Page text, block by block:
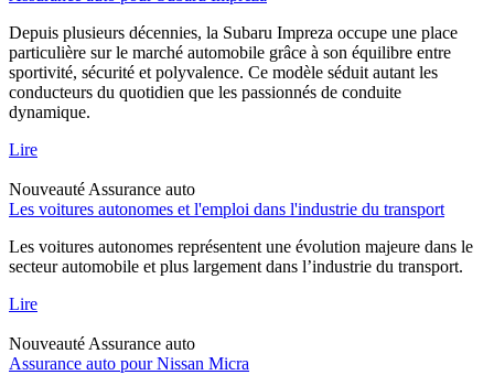
Depuis plusieurs décennies, la Subaru Impreza occupe une place
particulière sur le marché automobile grâce à son équilibre entre
sportivité, sécurité et polyvalence. Ce modèle séduit autant les
conducteurs du quotidien que les passionnés de conduite
dynamique.
Lire
Nouveauté Assurance auto
Les voitures autonomes et l'emploi dans l'industrie du transport
Les voitures autonomes représentent une évolution majeure dans le
secteur automobile et plus largement dans l’industrie du transport.
Lire
Nouveauté Assurance auto
Assurance auto pour Nissan Micra